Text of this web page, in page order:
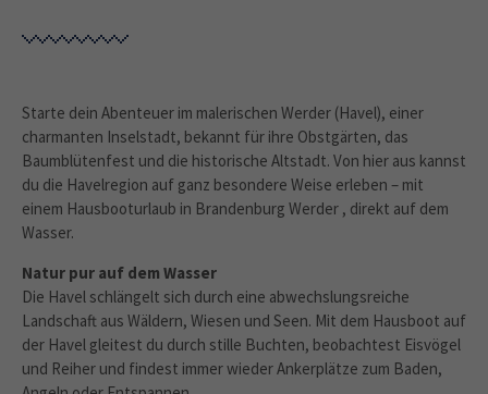
Starte dein Abenteuer im malerischen Werder (Havel), einer
charmanten Inselstadt, bekannt für ihre Obstgärten, das
Baumblütenfest und die historische Altstadt. Von hier aus kannst
du die Havelregion auf ganz besondere Weise erleben – mit
einem Hausbooturlaub in Brandenburg Werder , direkt auf dem
Wasser.
Natur pur auf dem Wasser
Die Havel schlängelt sich durch eine abwechslungsreiche
Landschaft aus Wäldern, Wiesen und Seen. Mit dem Hausboot auf
der Havel gleitest du durch stille Buchten, beobachtest Eisvögel
und Reiher und findest immer wieder Ankerplätze zum Baden,